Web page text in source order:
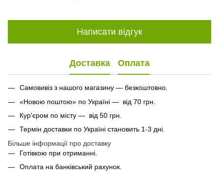
Написати відгук
Доставка Оплата
Самовивіз з нашого магазину — безкоштовно.
«Новою поштою» по Україні — від 70 грн.
Кур'єром по місту — від 50 грн.
Термін доставки по Україні становить 1-3 дні.
Більше інформації про доставку
Готівкою при отриманні.
Оплата на банківський рахунок.